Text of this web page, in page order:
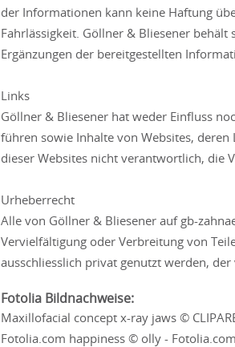
der Informationen kann keine Haftung
Fahrlässigkeit. Göllner & Bliesener
Ergänzungen der bereitgestellten
Links
Göllner & Bliesener hat weder Einfluss
führen sowie Inhalte von Websites,
dieser Websites nicht verantwortlich, die
Urheberrecht
Alle von Göllner & Bliesener auf gb-
Vervielfältigung oder Verbreitung von
ausschliesslich privat genutzt werden,
Fotolia Bildnachweise:
Maxillofacial concept x-ray jaws ©
Fotolia.com happiness © olly -